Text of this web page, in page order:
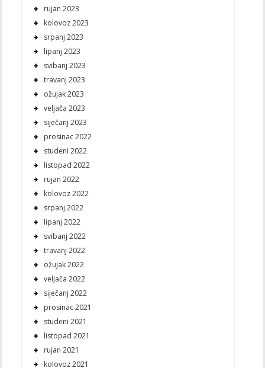
rujan 2023
kolovoz 2023
srpanj 2023
lipanj 2023
svibanj 2023
travanj 2023
ožujak 2023
veljača 2023
siječanj 2023
prosinac 2022
studeni 2022
listopad 2022
rujan 2022
kolovoz 2022
srpanj 2022
lipanj 2022
svibanj 2022
travanj 2022
ožujak 2022
veljača 2022
siječanj 2022
prosinac 2021
studeni 2021
listopad 2021
rujan 2021
kolovoz 2021